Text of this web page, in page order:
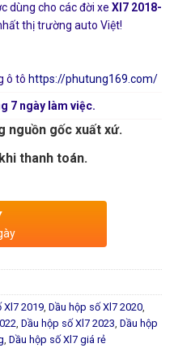
dùng cho các đời xe Xl7 2018-
thị trường auto Việt!
ô tô https://phutung169.com/
7 ngày làm việc.
nguồn gốc xuất xứ.
thanh toán.
Xl7 2019, Dầu hộp số Xl7 2020,
, Dầu hộp số Xl7 2023, Dầu hộp
, Dầu hộp số Xl7 giá rẻ